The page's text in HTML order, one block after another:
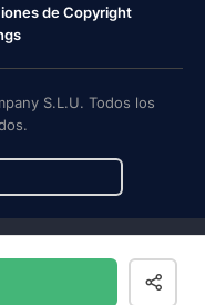
de Copyright
S.L.U. Todos los